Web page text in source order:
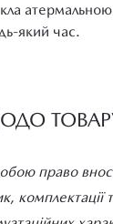
який час.
право
комплектації